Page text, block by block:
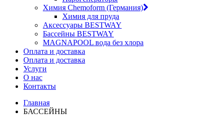
Химия Chemoform (Германия)
Химия для пруда
Аксессуары BESTWAY
Бассейны BESTWAY
MAGNAPOOL вода без хлора
Оплата и доставка
Оплата и доставка
Услуги
О нас
Контакты
Главная
БАССЕЙНЫ